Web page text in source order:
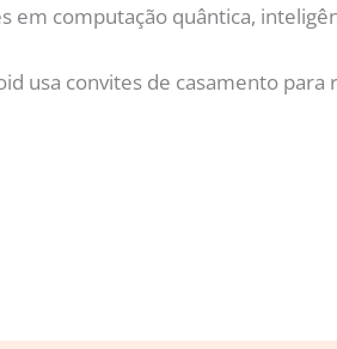
em computação quântica,
usa convites de casamento para